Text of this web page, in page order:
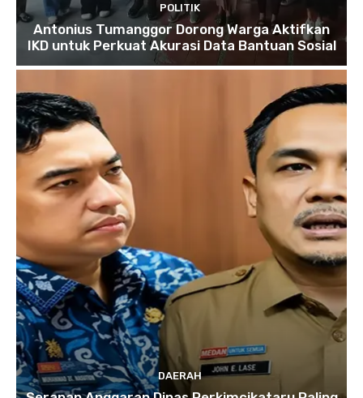
POLITIK
Antonius Tumanggor Dorong Warga Aktifkan
IKD untuk Perkuat Akurasi Data Bantuan Sosial
DAERAH